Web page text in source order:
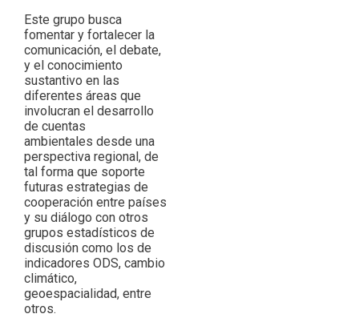
Este grupo busca
fomentar y fortalecer la
comunicación, el debate,
y el conocimiento
sustantivo en las
diferentes áreas que
involucran el desarrollo
de cuentas
ambientales desde una
perspectiva regional, de
tal forma que soporte
futuras estrategias de
cooperación entre países
y su diálogo con otros
grupos estadísticos de
discusión como los de
indicadores ODS, cambio
climático,
geoespacialidad, entre
otros.